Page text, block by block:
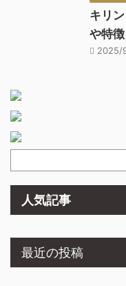
キリ
や特
2025/
人気記事
最近の投稿